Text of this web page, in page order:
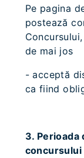
Pe pagina
postează
de mai jos
- acceptă
ca fiind
3.
concursului